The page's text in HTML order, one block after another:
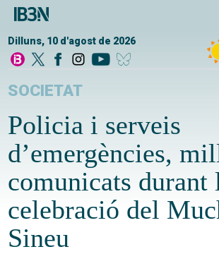
Dilluns, 10 d'agost de 2026
SOCIETAT
Policia i serveis
d’emergències,
comunicats durant
celebració del
Sineu